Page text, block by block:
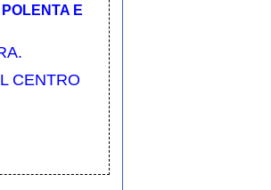
E
CENTRO